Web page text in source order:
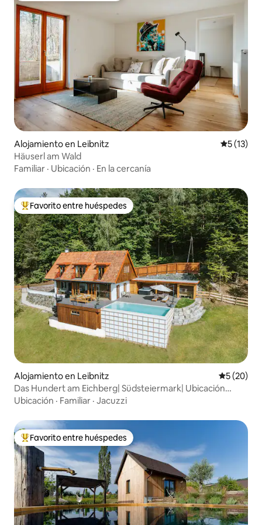
Alojamiento en Leibnitz
5 (13)
Häuserl am Wald
Familiar · Ubicación · En la cercanía
Favorito entre huéspedes preferido
Favorito entre huéspedes
Alojamiento en Leibnitz
5 (20)
Das Hundert am Eichberg| Südsteiermark| Ubicación
aislada
Ubicación · Familiar · Jacuzzi
Favorito entre huéspedes preferido
Favorito entre huéspedes